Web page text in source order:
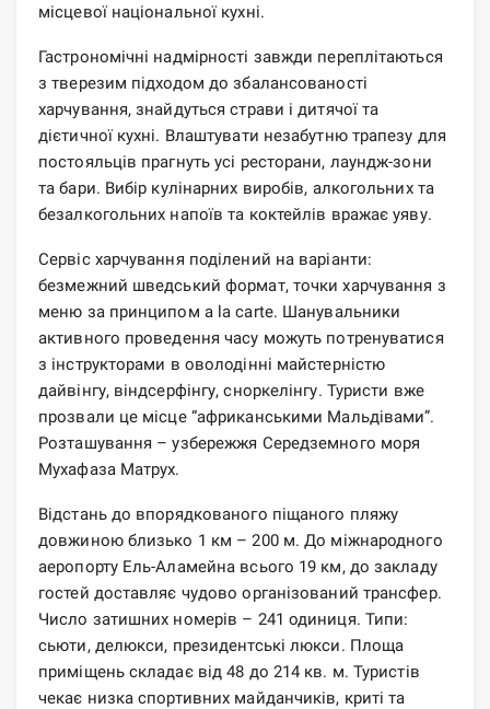
місцевої національної кухні.
Гастрономічні надмірності завжди переплітаються
з тверезим підходом до збалансованості
харчування, знайдуться страви і дитячої та
дієтичної кухні. Влаштувати незабутню трапезу для
постояльців прагнуть усі ресторани, лаундж-зони
та бари. Вибір кулінарних виробів, алкогольних та
безалкогольних напоїв та коктейлів вражає уяву.
Сервіс харчування поділений на варіанти:
безмежний шведський формат, точки харчування з
меню за принципом a la carte. Шанувальники
активного проведення часу можуть потренуватися
з інструкторами в оволодінні майстерністю
дайвінгу, віндсерфінгу, сноркелінгу. Туристи вже
прозвали це місце “африканськими Мальдівами”.
Розташування – узбережжя Середземного моря
Мухафаза Матрух.
Відстань до впорядкованого піщаного пляжу
довжиною близько 1 км – 200 м. До міжнародного
аеропорту Ель-Аламейна всього 19 км, до закладу
гостей доставляє чудово організований трансфер.
Число затишних номерів – 241 одиниця. Типи:
сьюти, делюкси, президентські люкси. Площа
приміщень складає від 48 до 214 кв. м. Туристів
чекає низка спортивних майданчиків, криті та